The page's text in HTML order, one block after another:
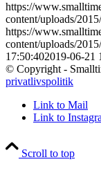
https://
content/uploads/
https://
content/uploads/
17:50:402019-06-21
© Copyright -
privatlivspolitik
Link to Mail
Link to
Scroll to top